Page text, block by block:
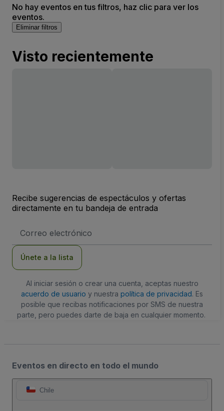
No hay eventos en tus filtros, haz clic para ver los
eventos.
Eliminar filtros
Visto recientemente
Recibe sugerencias de espectáculos y ofertas
directamente en tu bandeja de entrada
de
Únete a la lista
Al iniciar sesión o crear una cuenta, aceptas nuestro
acuerdo de usuario y nuestra política de privacidad. Es
posible que recibas notificaciones por SMS de nuestra
parte, pero puedes darte de baja en cualquier momento.
Eventos en directo en todo el mundo
Chile